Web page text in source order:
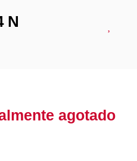
N
agotado